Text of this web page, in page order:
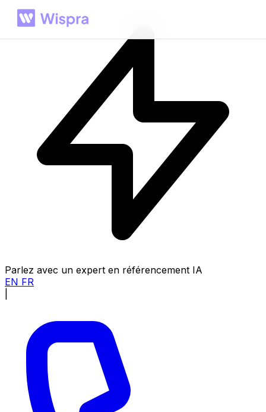
Parlez avec un expert en référencement IA
EN FR